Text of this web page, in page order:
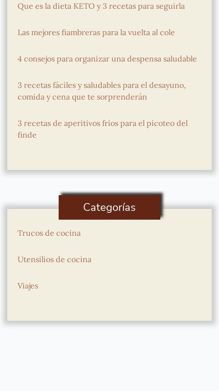
Que es la dieta KETO y 3 recetas para seguirla
Las mejores fiambreras para la vuelta al cole
4 consejos para organizar una despensa saludable
3 recetas fáciles y saludables para el desayuno,
comida y cena que te sorprenderán
3 recetas de aperitivos fríos para el picoteo del
finde
Categorías
Trucos de cocina
Utensilios de cocina
Viajes